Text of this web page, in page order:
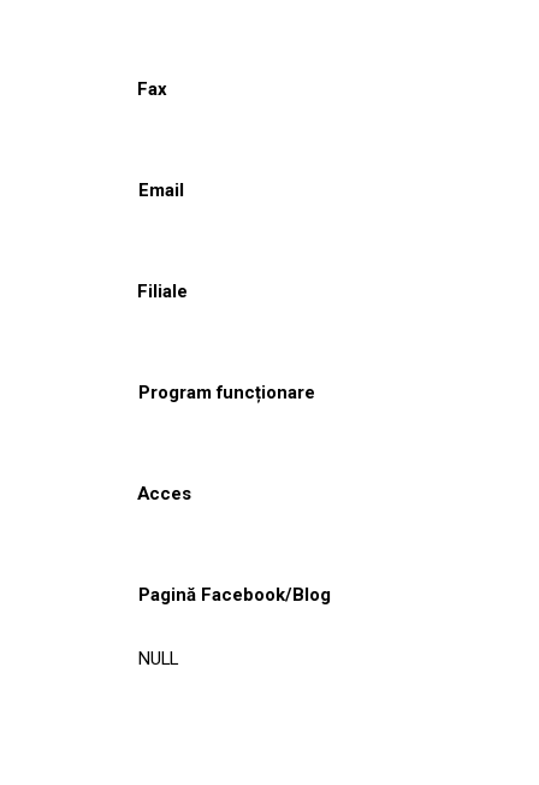
Fax
Email
Filiale
Program funcționare
Acces
Pagină Facebook/Blog
NULL